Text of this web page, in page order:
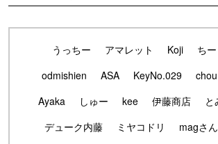
うっちー アマレット Koji ちー
odmishien
ASA KeyNo.029 chou
Ayaka
しゅー kee 伊藤商店 と
デューク内藤
ミヤコドリ magさん